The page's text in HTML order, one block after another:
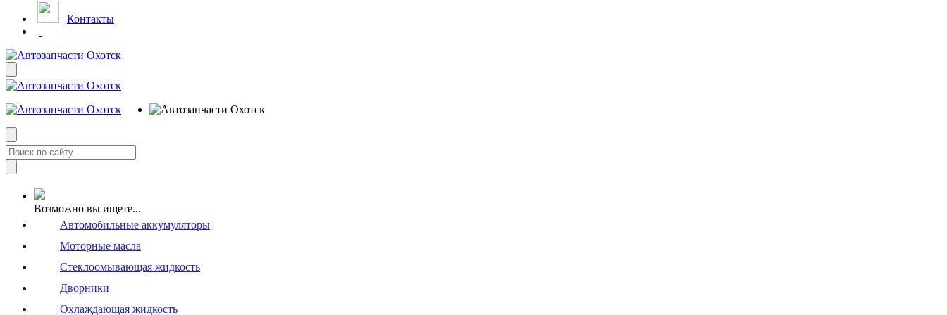
Контакты
Возможно вы ищете...
Автомобильные аккумуляторы
Моторные масла
Стеклоомывающая жидкость
Дворники
Охлаждающая жидкость